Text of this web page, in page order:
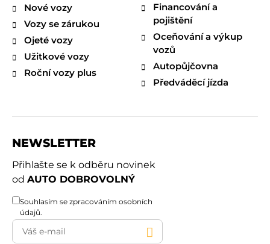
Nové vozy
Vozy se zárukou
Ojeté vozy
Užitkové vozy
Roční vozy plus
Financování a
pojištění
Oceňování a výkup
vozů
Autopůjčovna
Předváděcí jízda
NEWSLETTER
Přihlašte se k odběru novinek
od AUTO DOBROVOLNÝ
Souhlasím se zpracováním osobních
údajů.